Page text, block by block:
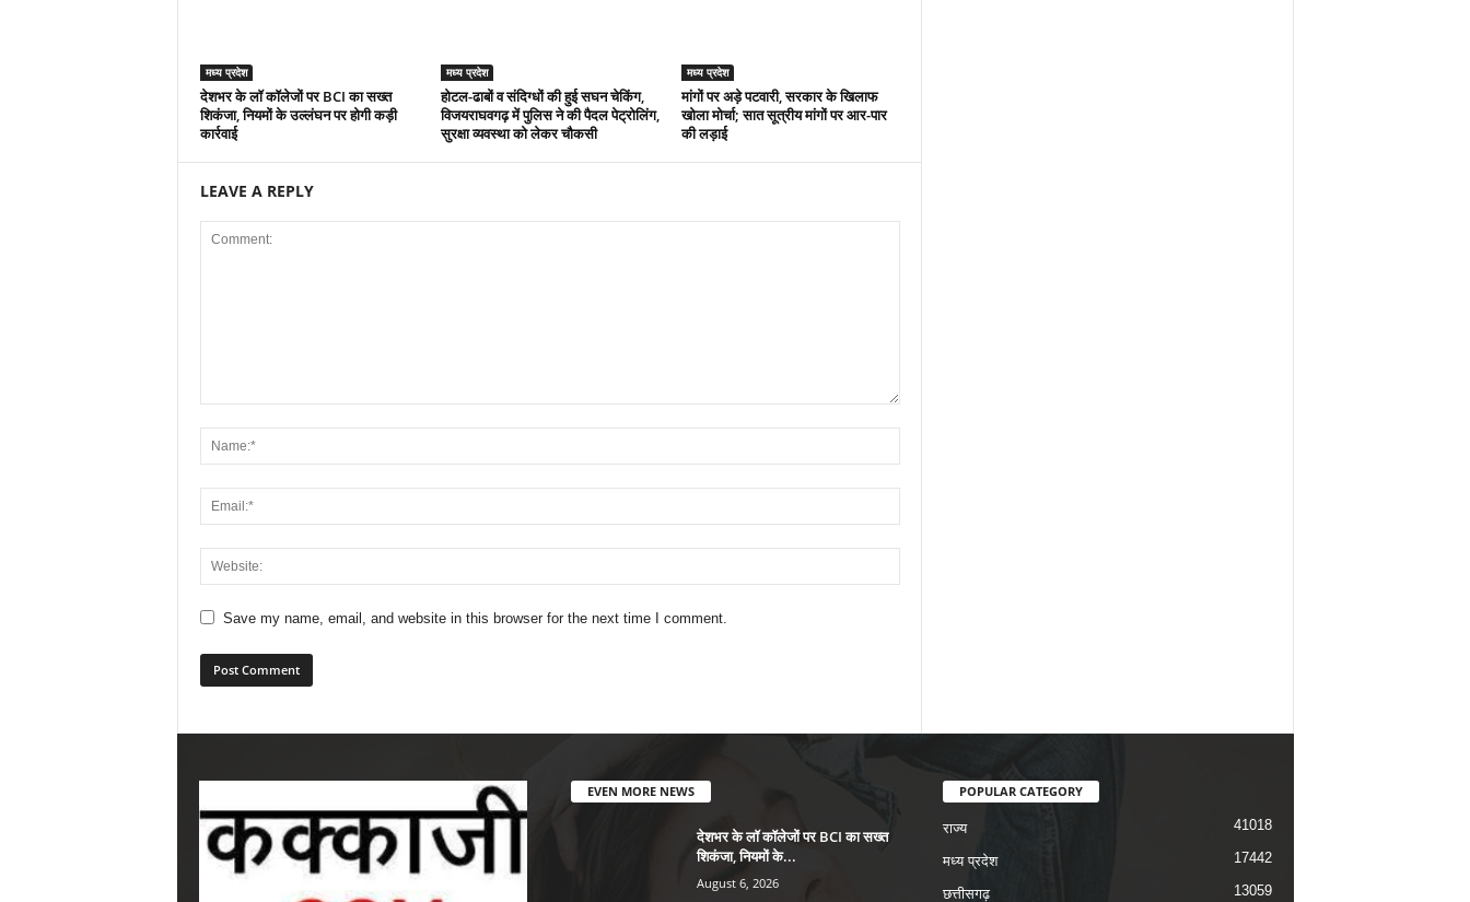
मध्य प्रदेश
देशभर के लॉ कॉलेजों पर BCI का सख्त
शिकंजा, नियमों के उल्लंघन पर होगी कड़ी
कार्रवाई
मध्य प्रदेश
होटल-ढाबों व संदिग्धों की हुई सघन चेकिंग,
विजयराघवगढ़ में पुलिस ने की पैदल पेट्रोलिंग,
सुरक्षा व्यवस्था को लेकर चौकसी
मध्य प्रदेश
मांगों पर अड़े पटवारी, सरकार के खिलाफ
खोला मोर्चा; सात सूत्रीय मांगों पर आर-पार
की लड़ाई
LEAVE A REPLY
Save my name, email, and website in this browser for the next time I comment.
EVEN MORE NEWS
देशभर के लॉ कॉलेजों पर BCI का सख्त
शिकंजा, नियमों के...
August 6, 2026
POPULAR CATEGORY
राज्य 41018
मध्य प्रदेश 17442
छत्तीसगढ़ 13059